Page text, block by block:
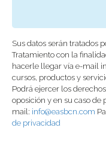
Sus datos serán tratados
Tratamiento con la
hacerle llegar vía e-mail
cursos, productos y
Podrá ejercer los
oposición y en su caso
mail: info@easbcn.com
de privacidad